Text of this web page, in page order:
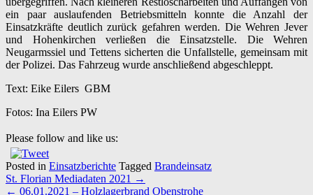
ein paar auslaufenden Betriebsmitteln konnte die Anzahl der
Einsatzkräfte deutlich zurück gefahren werden. Die Wehren Jever
und Hohenkirchen verließen die Einsatzstelle. Die Wehren
Neugarmssiel und Tettens sicherten die Unfallstelle, gemeinsam mit
der Polizei. Das Fahrzeug wurde anschließend abgeschleppt.
Text: Eike Eilers GBM
Fotos: Ina Eilers PW
Please follow and like us:
Posted in Einsatzberichte Tagged Brandeinsatz
Post
navigation
St. Florian Mediadaten 2021 →
← 06.01.2021 – Holzlagerbrand Obenstrohe